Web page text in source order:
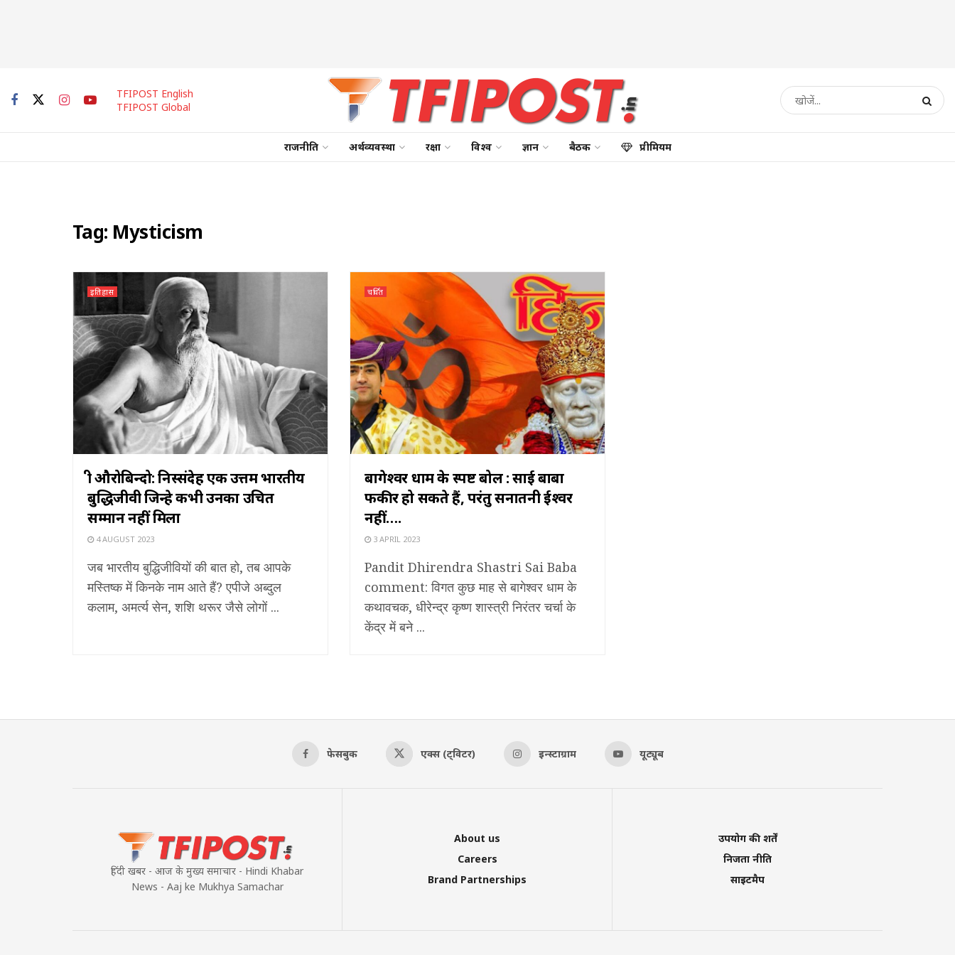
TFIPOST English
TFIPOST Global
राजनीति अर्थव्यवस्था रक्षा विश्व ज्ञान बैठक प्रीमियम
Tag: Mysticism
इतिहास
श्री औरोबिन्दो: निस्संदेह एक उत्तम भारतीय
बुद्धिजीवी जिन्हे कभी उनका उचित
सम्मान नहीं मिला
4 AUGUST 2023
जब भारतीय बुद्धिजीवियों की बात हो, तब आपके
मस्तिष्क में किनके नाम आते हैं? एपीजे अब्दुल
कलाम, अमर्त्य सेन, शशि थरूर जैसे लोगों ...
चर्चित
बागेश्वर धाम के स्पष्ट बोल : साई बाबा
फकीर हो सकते हैं, परंतु सनातनी ईश्वर
नहीं….
3 APRIL 2023
Pandit Dhirendra Shastri Sai Baba
comment: विगत कुछ माह से बागेश्वर धाम के
कथावचक, धीरेन्द्र कृष्ण शास्त्री निरंतर चर्चा के
केंद्र में बने ...
फेसबुक एक्स (ट्विटर) इन्स्टाग्राम यूट्यूब
हिंदी खबर - आज के मुख्य समाचार - Hindi Khabar
News - Aaj ke Mukhya Samachar
About us
Careers
Brand Partnerships
उपयोग की शर्तें
निजता नीति
साइटमैप